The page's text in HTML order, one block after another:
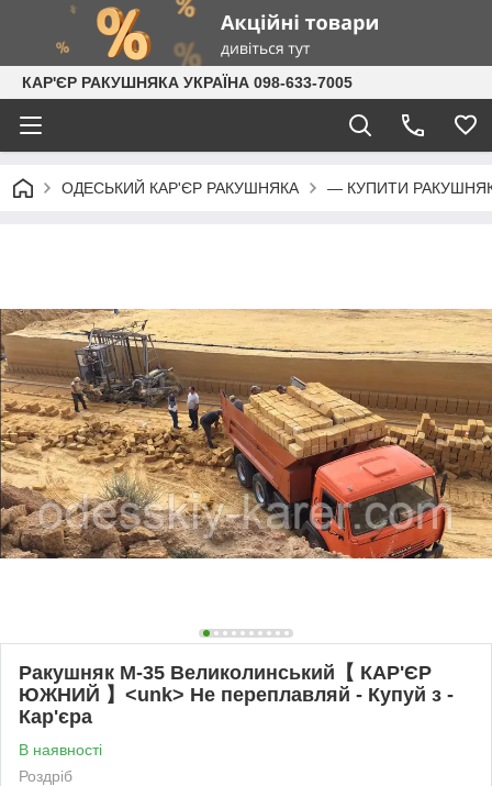
КАР'ЄР РАКУШНЯКА УКРАЇНА 098-633-7005
ОДЕСЬКИЙ КАР'ЄР РАКУШНЯКА — КУПИТИ
Ракушняк М-35 Великолинський【 КАР'ЄР
ЮЖНИЙ 】<unk> Не переплавляй - Купуй з -
Кар'єра
В наявності
Роздріб